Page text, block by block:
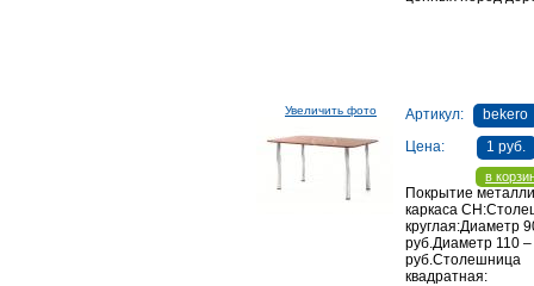
Увеличить фото Артикул:
bekero
Цена:
1 руб.
в
Покрытие
каркаса
круглая:Диаметр
руб.Диаметр 110
руб.Столешница
квадратная: